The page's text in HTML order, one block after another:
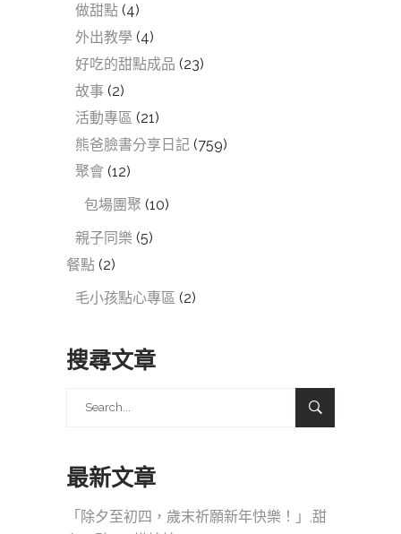
做甜點 (4)
外出教學 (4)
好吃的甜點成品 (23)
故事 (2)
活動專區 (21)
熊爸臉書分享日記 (759)
聚會 (12)
包場團聚 (10)
親子同樂 (5)
餐點 (2)
毛小孩點心專區 (2)
搜尋文章
最新文章
「除夕至初四，歲末祈願新年快樂！」,甜